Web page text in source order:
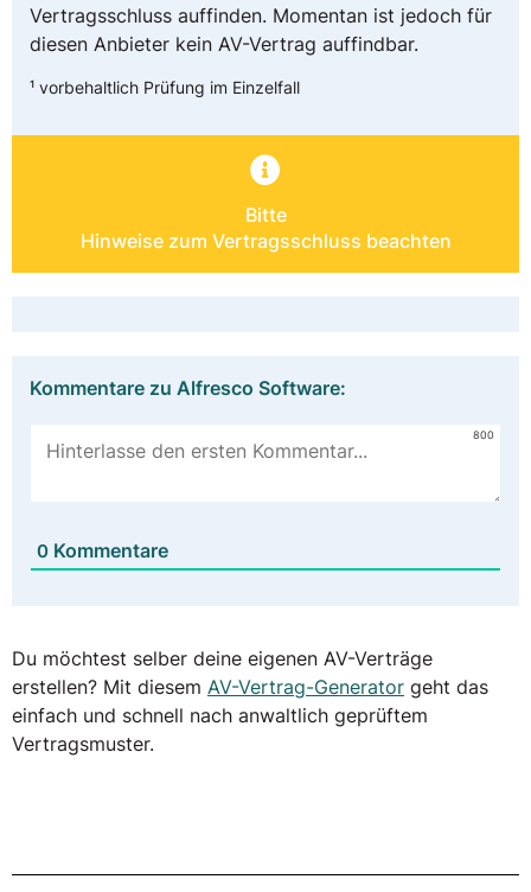
Vertragsschluss auffinden. Momentan ist jedoch für
diesen Anbieter kein AV-Vertrag auffindbar.
¹ vorbehaltlich Prüfung im Einzelfall
Bitte
Hinweise zum Vertragsschluss beachten
Kommentare zu Alfresco Software:
800
0 Kommentare
Du möchtest selber deine eigenen AV-Verträge
erstellen? Mit diesem AV-Vertrag-Generator geht das
einfach und schnell nach anwaltlich geprüftem
Vertragsmuster.